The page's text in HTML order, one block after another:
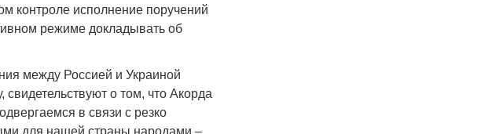
контроле исполнение поручений
режиме докладывать об
между Россией и Украиной
о том, что Акорда
в связи с резко
для нашей страны народами –